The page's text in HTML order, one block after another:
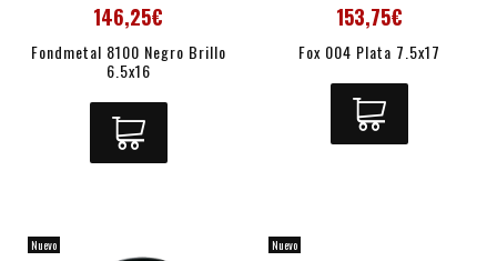
146,25€
Fondmetal 8100 Negro Brillo
6.5x16
153,75€
Fox 004 Plata 7.5x17
Nuevo Nuevo